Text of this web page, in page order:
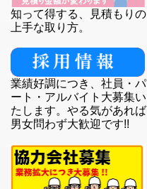
知って得する、見積もりの
上手な取り方。
業績好調につき、社員・パ
ート・アルバイト大募集い
たします。やる気があれば
男女問わず大歓迎です!!